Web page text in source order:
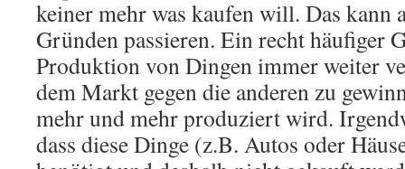
keiner mehr was kaufen will. Das kann
Gründen passieren. Ein recht häufiger
Produktion von Dingen immer weiter
dem Markt gegen die anderen zu
mehr und mehr produziert wird.
dass diese Dinge (z.B. Autos oder